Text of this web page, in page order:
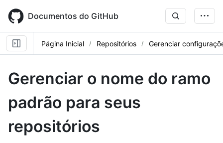
main
content
Documentos do GitHub
Página Inicial Repositórios Gerenciar
Gerenciar o nome do ramo
padrão para seus
repositórios